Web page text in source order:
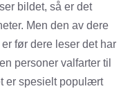
bildet, så er det
Men den av dere
før dere leser det har
personer valfarter til
er spesielt populært